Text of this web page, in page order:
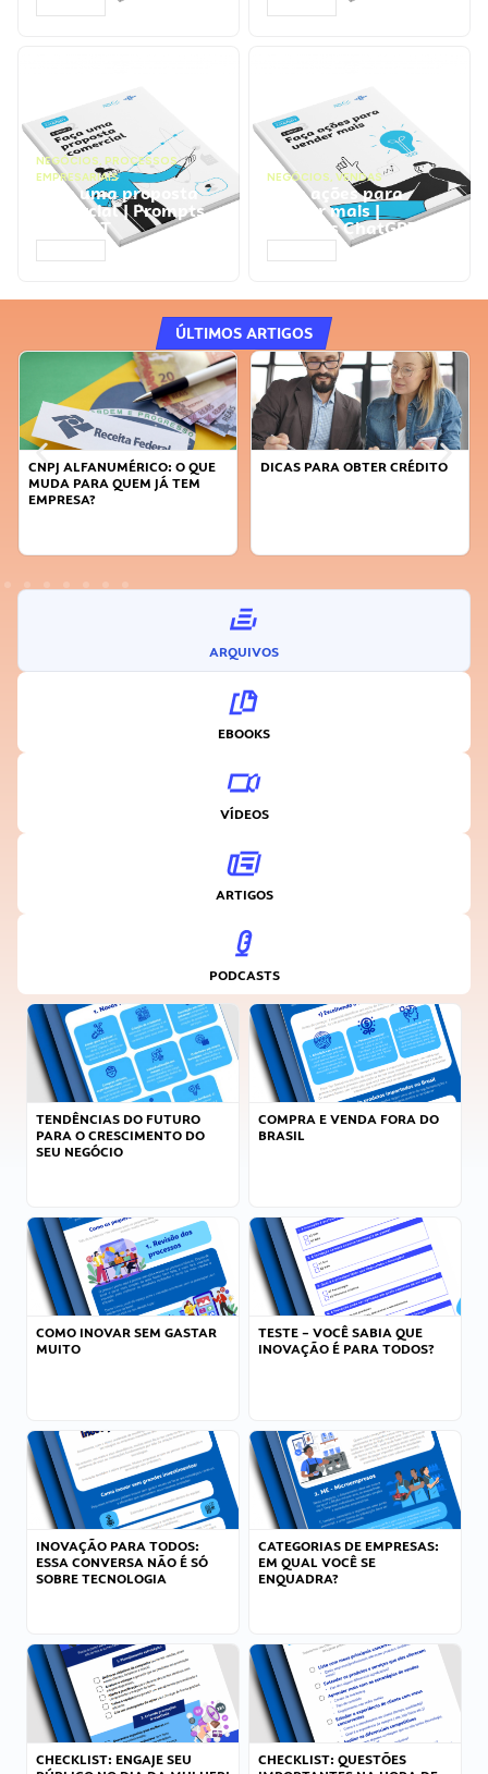
NEGÓCIOS, PROCESSOS
EMPRESARIAIS
Faça uma proposta
comercial | Prompts
ChatGPT
NEGÓCIOS, VENDAS
Faça ações para
vender mais |
Prompts ChatGPT
ÚLTIMOS ARTIGOS
DICAS PARA OBTER CRÉDITO
FAÇA A DIFERENÇA: SEJA
ARQUIVOS
EBOOKS
VÍDEOS
ARTIGOS
PODCASTS
TENDÊNCIAS DO FUTURO
PARA O CRESCIMENTO DO
SEU NEGÓCIO
COMPRA E VENDA FORA DO
BRASIL
COMO INOVAR SEM GASTAR
MUITO
TESTE – VOCÊ SABIA QUE
INOVAÇÃO É PARA TODOS?
INOVAÇÃO PARA TODOS:
ESSA CONVERSA NÃO É SÓ
SOBRE TECNOLOGIA
CATEGORIAS DE EMPRESAS:
EM QUAL VOCÊ SE
ENQUADRA?
CHECKLIST: ENGAJE SEU
CHECKLIST: QUESTÕES